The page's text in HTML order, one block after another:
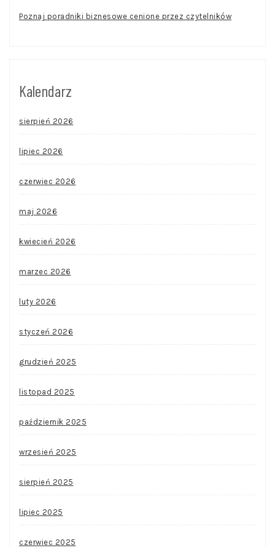
Poznaj poradniki biznesowe cenione przez czytelników
Kalendarz
sierpień 2026
lipiec 2026
czerwiec 2026
maj 2026
kwiecień 2026
marzec 2026
luty 2026
styczeń 2026
grudzień 2025
listopad 2025
październik 2025
wrzesień 2025
sierpień 2025
lipiec 2025
czerwiec 2025